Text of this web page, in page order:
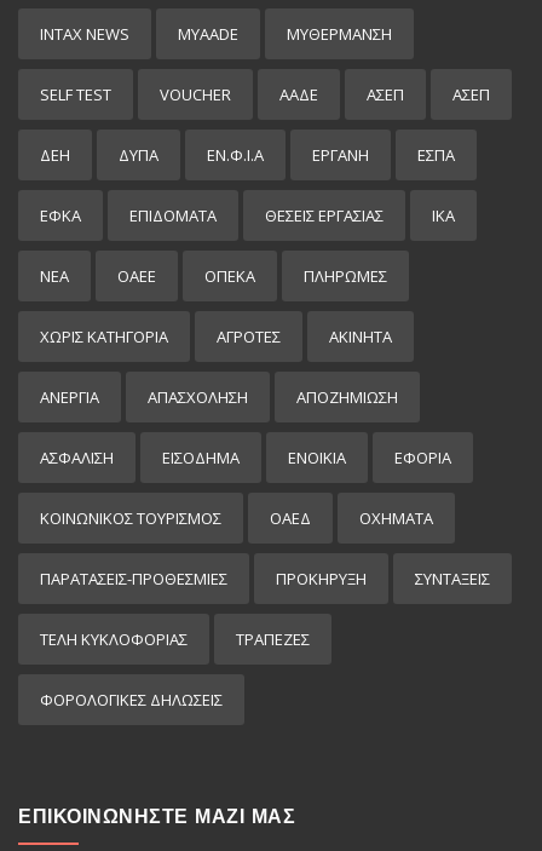
INTAX NEWS MYAADE MYΘΈΡΜΑΝΣΗ
SELF TEST VOUCHER ΑΑΔΕ ΑΣΕΠ ΑΣΕΠ
ΔΕΗ ΔΥΠΑ ΕΝ.Φ.Ι.Α ΕΡΓΑΝΗ ΕΣΠΑ
ΕΦΚΑ ΕΠΙΔΌΜΑΤΑ ΘΕΣΕΙΣ ΕΡΓΑΣΙΑΣ ΙΚΑ
ΝΕΑ ΟΑΕΕ ΟΠΕΚΑ ΠΛΗΡΩΜΕΣ
ΧΩΡΊΣ ΚΑΤΗΓΟΡΊΑ ΑΓΡΟΤΕΣ ΑΚΙΝΗΤΑ
ΑΝΕΡΓΙΑ ΑΠΑΣΧΟΛΗΣΗ ΑΠΟΖΗΜΙΩΣΗ
ΑΣΦΑΛΙΣΗ ΕΙΣΌΔΗΜΑ ΕΝΟΙΚΙΑ ΕΦΟΡΙΑ
ΚΟΙΝΩΝΙΚΟΣ ΤΟΥΡΙΣΜΟΣ ΟΑΕΔ ΟΧΗΜΑΤΑ
ΠΑΡΑΤΑΣΕΙΣ-ΠΡΟΘΕΣΜΙΕΣ ΠΡΟΚΉΡΥΞΗ ΣΥΝΤΑΞΕΙΣ
ΤΕΛΗ ΚΥΚΛΟΦΟΡΙΑΣ ΤΡΑΠΕΖΕΣ
ΦΟΡΟΛΟΓΙΚΕΣ ΔΗΛΩΣΕΙΣ
ΕΠΙΚΟΙΝΩΝΗΣΤΕ ΜΑΖΙ ΜΑΣ